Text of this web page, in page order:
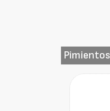
Pimientos